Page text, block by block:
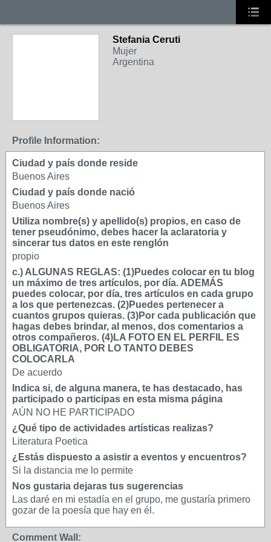
Stefania Ceruti
Mujer
Argentina
Profile Information:
Ciudad y país donde reside
Buenos Aires
Ciudad y país donde nació
Buenos Aires
Utiliza nombre(s) y apellido(s) propios, en caso de
tener pseudónimo, debes hacer la aclaratoria y
sincerar tus datos en este renglón
propio
c.) ALGUNAS REGLAS: (1)Puedes colocar en tu blog
un máximo de tres artículos, por día. ADEMÁS
puedes colocar, por día, tres artículos en cada grupo
a los que pertenezcas. (2)Puedes pertenecer a
cuantos grupos quieras. (3)Por cada publicación que
hagas debes brindar, al menos, dos comentarios a
otros compañeros. (4)LA FOTO EN EL PERFIL ES
OBLIGATORIA, POR LO TANTO DEBES
COLOCARLA
De acuerdo
Indica si, de alguna manera, te has destacado, has
participado o participas en esta misma página
AÚN NO HE PARTICIPADO
¿Qué tipo de actividades artísticas realizas?
Literatura Poetica
¿Estás dispuesto a asistir a eventos y encuentros?
Si la distancia me lo permite
Nos gustaria dejaras tus sugerencias
Las daré en mi estadía en el grupo, me gustaría primero
gozar de la poesía que hay en él.
Comment Wall: